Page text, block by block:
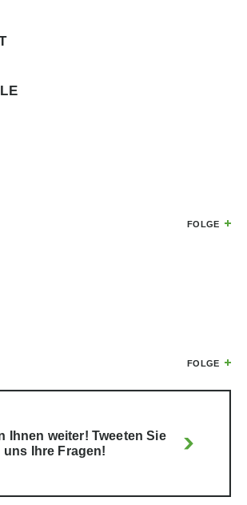
FOLGE
FOLGE
Ihnen weiter! Tweeten Sie
uns Ihre Fragen!